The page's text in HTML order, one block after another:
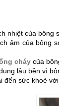
nhiệt của bông
âm của bông
cháy của
lâu bền vì
đến sức khoẻ